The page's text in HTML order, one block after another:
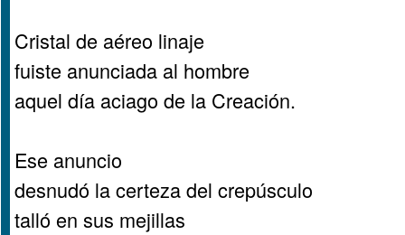
Cristal de aéreo linaje
fuiste anunciada al hombre
aquel día aciago de la Creación.
Ese anuncio
desnudó la certeza del crepúsculo
talló en sus mejillas